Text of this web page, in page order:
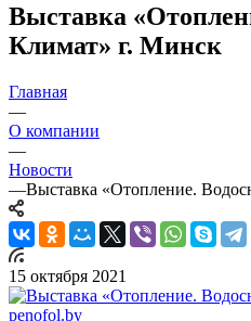
Выставка
Климат» г. Минск
Главная
—
О компании
—
Новости
—Выставка «Отопление.
15 октября 2021